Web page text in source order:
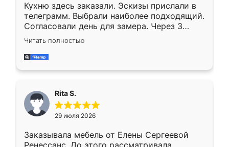
Кухню здесь заказали. Эскизы прислали в
телеграмм. Выбрали наиболее подходящий.
Согласовали день для замера. Через 3
недели кухня была уже готова. Остались
довольны работой. Спасибо Ренессанс
мебель за качественную работу!
Читать полностью
Rita S.
29 июля 2026
Заказывала мебель от Елены Сергеевой
Ренессанс. До этого рассматривала